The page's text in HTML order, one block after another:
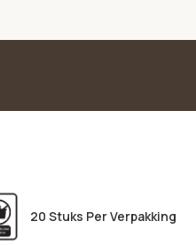
20 Stuks Per Verpakking